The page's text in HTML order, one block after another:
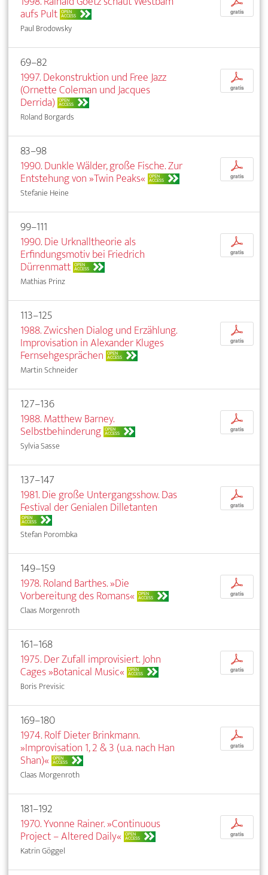
aufs Pult OPEN
ACCESS
Paul Brodowsky
gratis
69–82
1997. Dekonstruktion und Free Jazz
(Ornette Coleman und Jacques
Derrida) OPEN
ACCESS
Roland Borgards
p
gratis
83–98
1990. Dunkle Wälder, große Fische. Zur
Entstehung von »Twin Peaks« OPEN
ACCESS
Stefanie Heine
p
gratis
99–111
1990. Die Urknalltheorie als
Erfindungsmotiv bei Friedrich
Dürrenmatt OPEN
ACCESS
Mathias Prinz
p
gratis
113–125
1988. Zwicshen Dialog und Erzählung.
Improvisation in Alexander Kluges
Fernsehgesprächen OPEN
ACCESS
Martin Schneider
p
gratis
127–136
1988. Matthew Barney.
Selbstbehinderung OPEN
ACCESS
Sylvia Sasse
p
gratis
137–147
1981. Die große Untergangsshow. Das
Festival der Genialen Dilletanten
OPEN
ACCESS
Stefan Porombka
p
gratis
149–159
1978. Roland Barthes. »Die
Vorbereitung des Romans« OPEN
ACCESS
Claas Morgenroth
p
gratis
161–168
1975. Der Zufall improvisiert. John
Cages »Botanical Music« OPEN
ACCESS
Boris Previsic
p
gratis
169–180
1974. Rolf Dieter Brinkmann.
»Improvisation 1, 2 & 3 (u.a. nach Han
Shan)« OPEN
ACCESS
Claas Morgenroth
p
gratis
181–192
1970. Yvonne Rainer. »Continuous
Project – Altered Daily« OPEN
ACCESS
Katrin Göggel
p
gratis